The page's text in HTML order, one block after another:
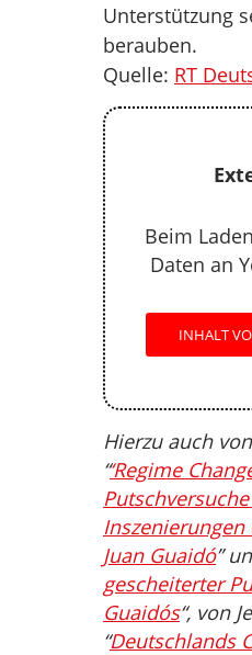
Unterstützung
berauben.
Quelle: RT
Beim
Daten an
INHALT
Hierzu auch
“‘Regime
Juan Guaidó”
gescheiterter
Guaidós“, von
“Deutschlands